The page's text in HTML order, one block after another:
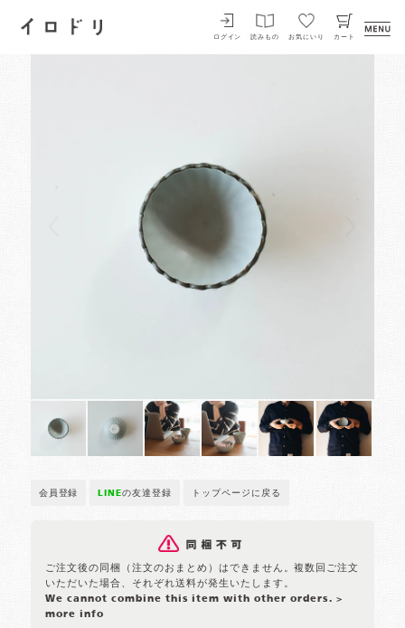
イロドリ
ログイン 読みもの お気にいり カート
会員登録 LINEの友達登録 トップページに戻る
ご注文後の同梱（注文のおまとめ）はできません。複数回ご注文
いただいた場合、それぞれ送料が発生いたします。
We cannot combine this item with other orders. >
more info